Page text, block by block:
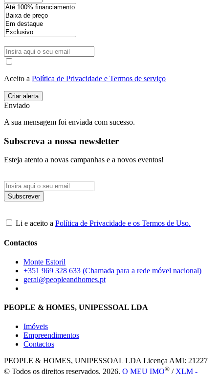
Aceito a Política de Privacidade e Termos de serviço
Enviado
A sua mensagem foi enviada com sucesso.
Subscreva a nossa newsletter
Esteja atento a novas campanhas e a novos eventos!
Li e aceito a Política de Privacidade e os Termos de Uso.
Contactos
Monte Estoril
+351 969 328 633 (Chamada para a rede móvel nacional)
geral@peopleandhomes.pt
PEOPLE & HOMES, UNIPESSOAL LDA
Imóveis
Empreendimentos
Contactos
PEOPLE & HOMES, UNIPESSOAL LDA Licença AMI: 21227
© Todos os direitos reservados, 2026. O MEU IMO® /XLM -